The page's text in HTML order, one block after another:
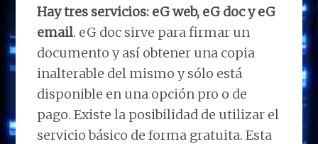
Hay tres servicios: eG web, eG doc y eG
email. eG doc sirve para firmar un
documento y así obtener una copia
inalterable del mismo y sólo está
disponible en una opción pro o de
pago. Existe la posibilidad de utilizar el
servicio básico de forma gratuita. Esta